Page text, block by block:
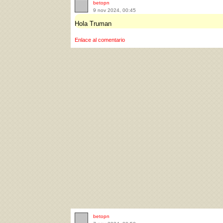
betopn
9 nov 2024, 00:45
Hola Truman
Enlace al comentario
betopn